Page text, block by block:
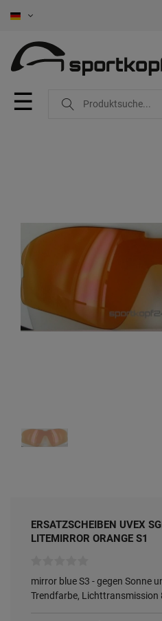
☰
ERSATZSCHEIBEN UVEX
LITEMIRROR ORANGE S1
mirror blue S3 - gegen Sonne
Trendfarbe, Lichttransmission